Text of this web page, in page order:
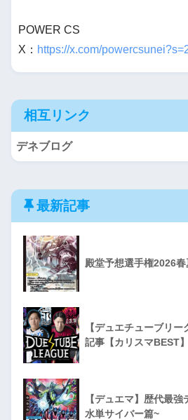
POWER CS
X： https://x.com/
相互リンク
デネブログ
最新記事
殿堂予想選手権2026春
【デュエチューブリ
記事【カリスマBEST】
【デュエマ】歴代最
水単サイバー篇~